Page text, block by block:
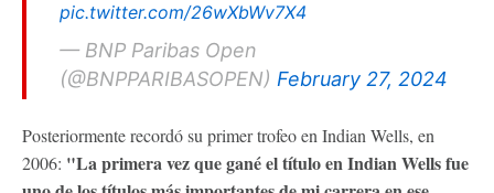
pic.twitter.com/26wXbWv7X4
— BNP Paribas Open
(@BNPPARIBASOPEN) February 27, 2024
Posteriormente recordó su primer trofeo en Indian Wells, en
2006: "La primera vez que gané el título en Indian Wells fue